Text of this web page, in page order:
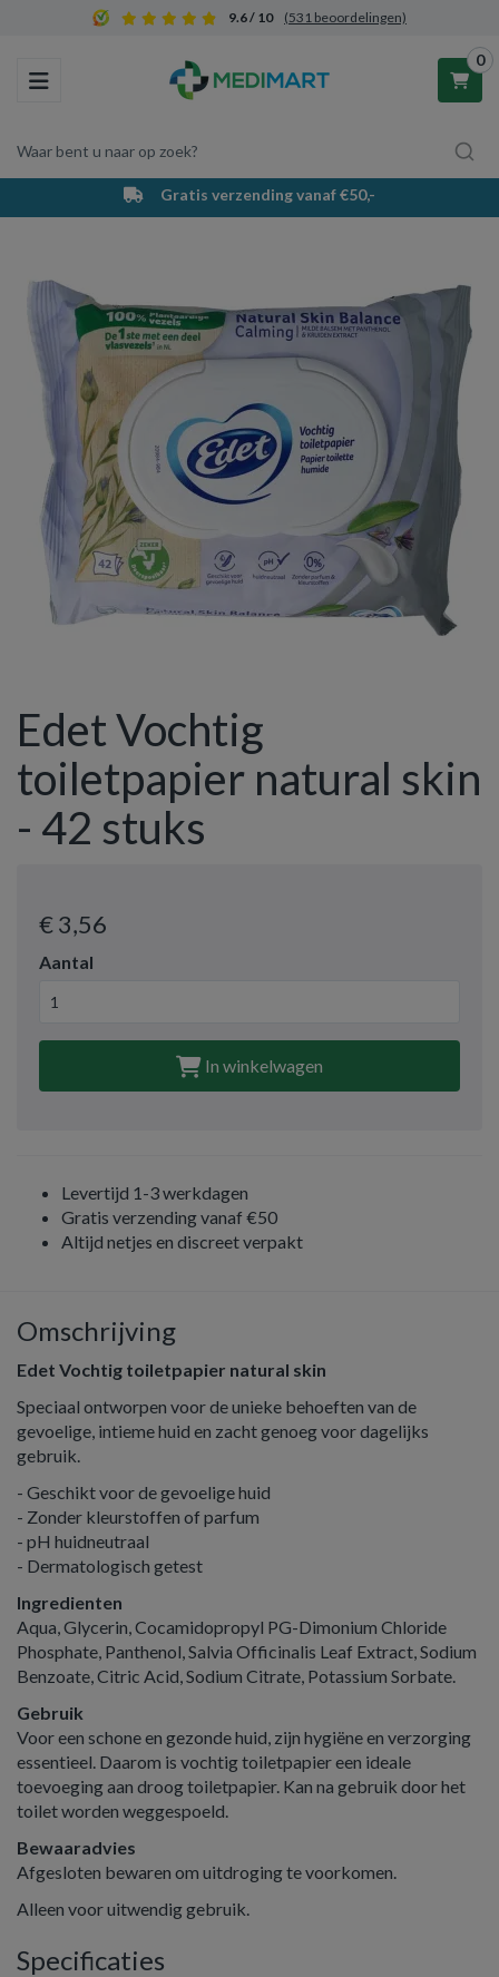
9.6 / 10 (531 beoordelingen)
Toggle navigation
Waar bent u naar op zoek?
0
Winkelwagen
Uw winkelwagen is leeg.
Vul hem met producten.
Gratis verzending vanaf €50,-
Edet Vochtig
toiletpapier natural skin
- 42 stuks
€ 3,56
Aantal
In winkelwagen
Levertijd 1-3 werkdagen
Gratis verzending vanaf €50
Altijd netjes en discreet verpakt
Omschrijving
Edet Vochtig toiletpapier natural skin
Speciaal ontworpen voor de unieke behoeften van de
gevoelige, intieme huid en zacht genoeg voor dagelijks
gebruik.
- Geschikt voor de gevoelige huid
- Zonder kleurstoffen of parfum
- pH huidneutraal
- Dermatologisch getest
Ingredienten
Aqua, Glycerin, Cocamidopropyl PG-Dimonium Chloride
Phosphate, Panthenol, Salvia Officinalis Leaf Extract, Sodium
Benzoate, Citric Acid, Sodium Citrate, Potassium Sorbate.
Gebruik
Voor een schone en gezonde huid, zijn hygiëne en verzorging
essentieel. Daarom is vochtig toiletpapier een ideale
toevoeging aan droog toiletpapier. Kan na gebruik door het
toilet worden weggespoeld.
Bewaaradvies
Afgesloten bewaren om uitdroging te voorkomen.
Alleen voor uitwendig gebruik.
Specificaties